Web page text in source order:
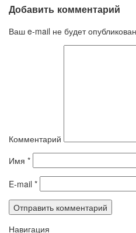
Добавить комментарий
Ваш e-mail не будет
Комментарий
Имя *
E-mail *
Навигация